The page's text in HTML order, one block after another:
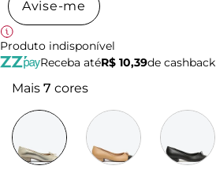
Avise-me
Produto indisponível
Receba atéR$ 10,39de cashback
Mais 7 cores